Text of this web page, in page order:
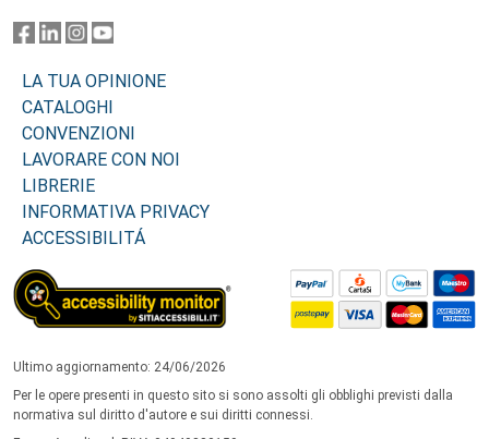
LA TUA OPINIONE
CATALOGHI
CONVENZIONI
LAVORARE CON NOI
LIBRERIE
INFORMATIVA PRIVACY
ACCESSIBILITÁ
Ultimo aggiornamento: 24/06/2026
Per le opere presenti in questo sito si sono assolti gli obblighi previsti dalla
normativa sul diritto d'autore e sui diritti connessi.